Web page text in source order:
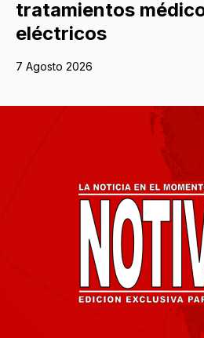
tratamientos
eléctricos
7 Agosto 2026